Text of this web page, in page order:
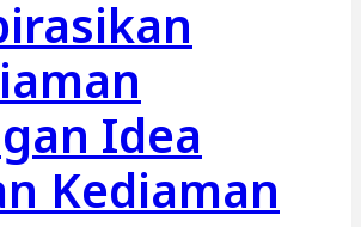
Idea
Kediaman